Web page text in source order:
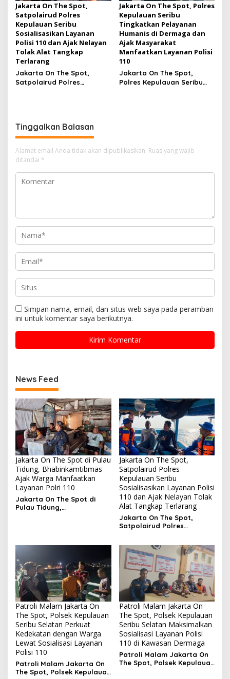
Jakarta On The Spot,
Satpolairud Polres
Kepulauan Seribu
Sosialisasikan Layanan
Polisi 110 dan Ajak Nelayan
Tolak Alat Tangkap
Terlarang
Jakarta On The Spot,
Satpolairud Polres
Terlarang
Jakarta On The Spot, Polres
Kepulauan Seribu
Tingkatkan Pelayanan
Humanis di Dermaga dan
Ajak Masyarakat
Manfaatkan Layanan Polisi
110
Jakarta On The Spot,
Polres Kepulauan Seribu
Tinggalkan Balasan
Alamat email Anda tidak akan dipublikasikan. Ruas yang wajib
ditandai *
Simpan nama, email, dan situs web saya pada peramban
ini untuk komentar saya berikutnya.
News Feed
Jakarta On The Spot di Pulau
Tidung, Bhabinkamtibmas
Ajak Warga Manfaatkan
Layanan Polri 110
Jakarta On The Spot di
Pulau Tidung,
Jakarta On The Spot,
Satpolairud Polres
Kepulauan Seribu
Sosialisasikan Layanan Polisi
110 dan Ajak Nelayan Tolak
Alat Tangkap Terlarang
Jakarta On The Spot,
Satpolairud Polres
Polisi 110 dan Ajak Nelayan
Tolak Alat Tangkap
Terlarang
Patroli Malam Jakarta On
The Spot, Polsek Kepulauan
Seribu Selatan Perkuat
Kedekatan dengan Warga
Lewat Sosialisasi Layanan
Polisi 110
Patroli Malam Jakarta On
The Spot, Polsek Kepulauan
Patroli Malam Jakarta On
The Spot, Polsek Kepulauan
Seribu Selatan Maksimalkan
Sosialisasi Layanan Polisi
110 di Kawasan Dermaga
Patroli Malam Jakarta On
The Spot, Polsek Kepulauan